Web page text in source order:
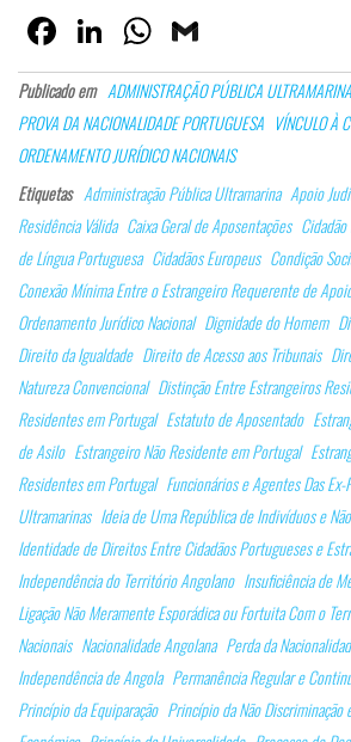
Fa
ce
bo
ok
Lin
ke
dI
n
W
ha
ts
Ap
p
m
ail
Publicado em ADMINISTRAÇÃO PÚBLICA ULTRAMARINA
PROVA DA NACIONALIDADE PORTUGUESA VÍNCULO À
ORDENAMENTO JURÍDICO NACIONAIS
Etiquetas Administração Pública Ultramarina Apoio
Residência Válida Caixa Geral de Aposentações
de Língua Portuguesa Cidadãos Europeus Condição
Conexão Mínima Entre o Estrangeiro Requerente de
Ordenamento Jurídico Nacional Dignidade do Homem
Direito da Igualdade Direito de Acesso aos Tribunais
Natureza Convencional Distinção Entre Estrangeiros
Residentes em Portugal Estatuto de Aposentado
de Asilo Estrangeiro Não Residente em Portugal
Residentes em Portugal Funcionários e Agentes Das
Ultramarinas Ideia de Uma República de Indivíduos e
Identidade de Direitos Entre Cidadãos Portugueses e
Independência do Território Angolano Insuficiência de
Ligação Não Meramente Esporádica ou Fortuita Com o
Nacionais Nacionalidade Angolana Perda da
Independência de Angola Permanência Regular e
Princípio da Equiparação Princípio da Não Discriminação